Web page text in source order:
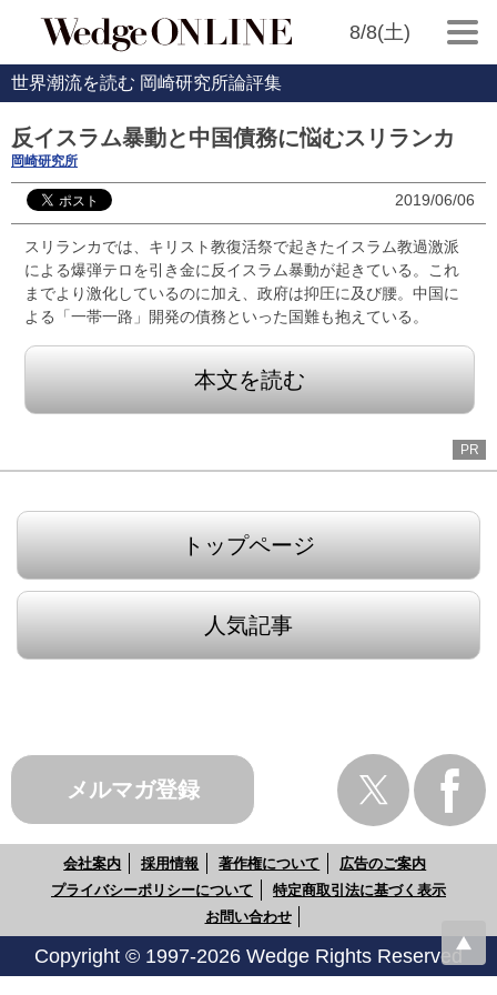
8/8(土)
世界潮流を読む 岡崎研究所論評集
反イスラム暴動と中国債務に悩むスリランカ
岡崎研究所
2019/06/06
スリランカでは、キリスト教復活祭で起きたイスラム教過激派
による爆弾テロを引き金に反イスラム暴動が起きている。これ
までより激化しているのに加え、政府は抑圧に及び腰。中国に
よる「一帯一路」開発の債務といった国難も抱えている。
本文を読む
PR
トップページ
人気記事
メルマガ登録
会社案内 採用情報 著作権について
広告のご案内
プライバシーポリシーについて
特定商取引法に基づく表示
お問い合わせ
Copyright © 1997-2026 Wedge Rights Reserved